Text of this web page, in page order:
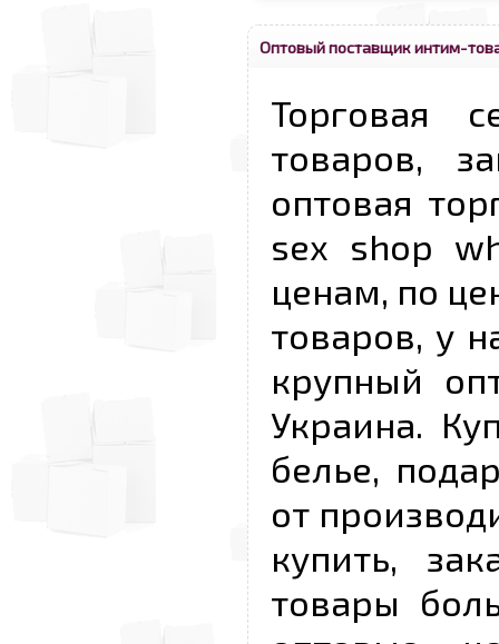
Оптовый поставщик интим-
Торговая
товаров,
оптовая
sex shop
ценам, по
товаров, у
крупный
Украина.
белье,
от
купить,
товары